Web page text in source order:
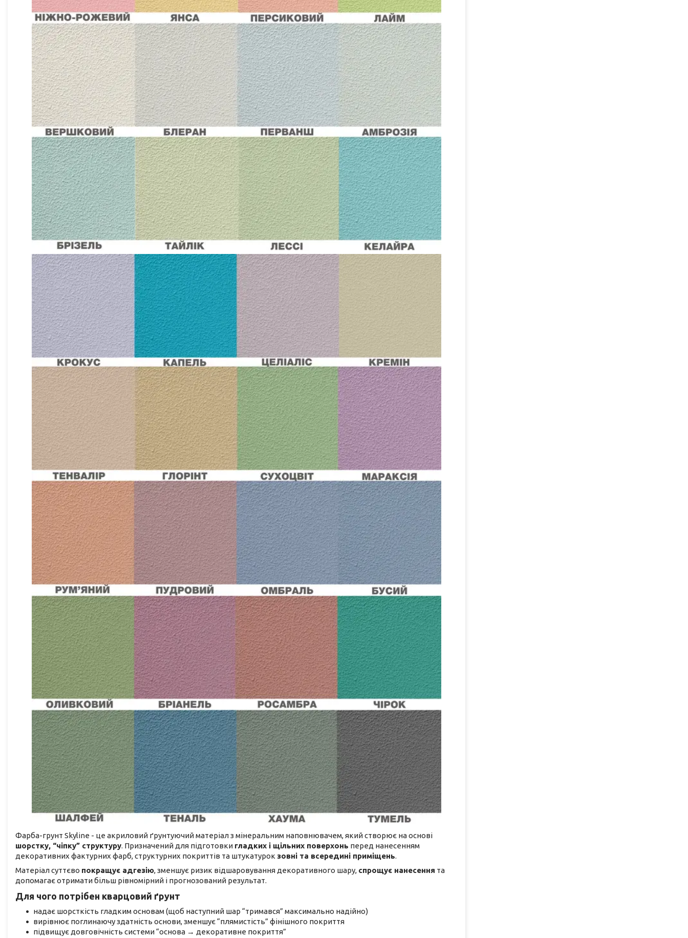
Фарба-грунт Skyline - це акриловий ґрунтуючий матеріал з мінеральним наповнювачем, який створює на основі
шорстку, “чіпку” структуру. Призначений для підготовки гладких і щільних поверхонь перед нанесенням
декоративних фактурних фарб, структурних покриттів та штукатурок зовні та всередині приміщень.
Матеріал суттєво покращує адгезію, зменшує ризик відшаровування декоративного шару, спрощує нанесення та
допомагає отримати більш рівномірний і прогнозований результат.
Для чого потрібен кварцовий ґрунт
надає шорсткість гладким основам (щоб наступний шар “тримався” максимально надійно)
вирівнює поглинаючу здатність основи, зменшує “плямистість” фінішного покриття
підвищує довговічність системи “основа → декоративне покриття”